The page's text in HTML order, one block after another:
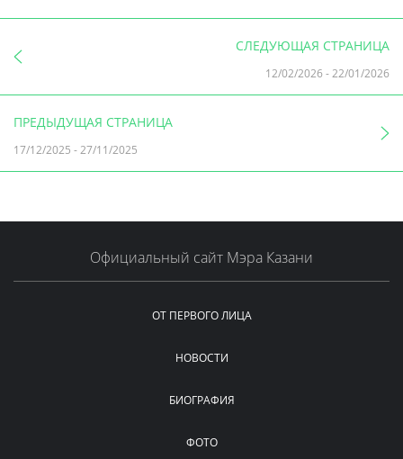
СЛЕДУЮЩАЯ СТРАНИЦА
12/02/2026 -22/01/2026
ПРЕДЫДУЩАЯ СТРАНИЦА
17/12/2025 -27/11/2025
Официальный сайт Мэра Казани
ОТ ПЕРВОГО ЛИЦА
НОВОСТИ
БИОГРАФИЯ
ФОТО